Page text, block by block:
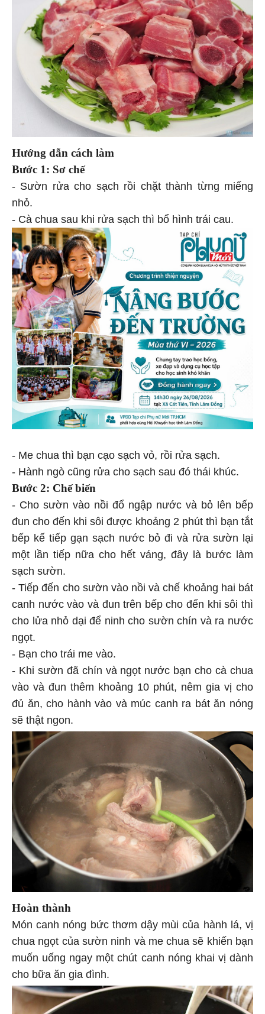
Hướng dẫn cách làm
Bước 1: Sơ chế
- Sườn rửa cho sạch rồi chặt thành từng miếng
nhỏ.
- Cà chua sau khi rửa sạch thì bổ hình trái cau.
- Me chua thì bạn cạo sạch vỏ, rồi rửa sạch.
- Hành ngò cũng rửa cho sạch sau đó thái khúc.
Bước 2: Chế biến
- Cho sườn vào nồi đổ ngập nước và bỏ lên bếp
đun cho đến khi sôi được khoảng 2 phút thì bạn tắt
bếp kế tiếp gạn sạch nước bỏ đi và rửa sườn lại
một lần tiếp nữa cho hết váng, đây là bước làm
sạch sườn.
- Tiếp đến cho sườn vào nồi và chế khoảng hai bát
canh nước vào và đun trên bếp cho đến khi sôi thì
cho lửa nhỏ dại để ninh cho sườn chín và ra nước
ngọt.
- Bạn cho trái me vào.
- Khi sườn đã chín và ngọt nước bạn cho cà chua
vào và đun thêm khoảng 10 phút, nêm gia vị cho
đủ ăn, cho hành vào và múc canh ra bát ăn nóng
sẽ thật ngon.
Hoàn thành
Món canh nóng bức thơm dậy mùi của hành lá, vị
chua ngọt của sườn ninh và me chua sẽ khiến bạn
muốn uống ngay một chút canh nóng khai vị dành
cho bữa ăn gia đình.